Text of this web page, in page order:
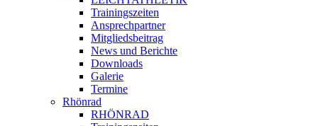
Trainingszeiten
Ansprechpartner
Mitgliedsbeitrag
News und Berichte
Downloads
Galerie
Termine
Rhönrad
RHÖNRAD